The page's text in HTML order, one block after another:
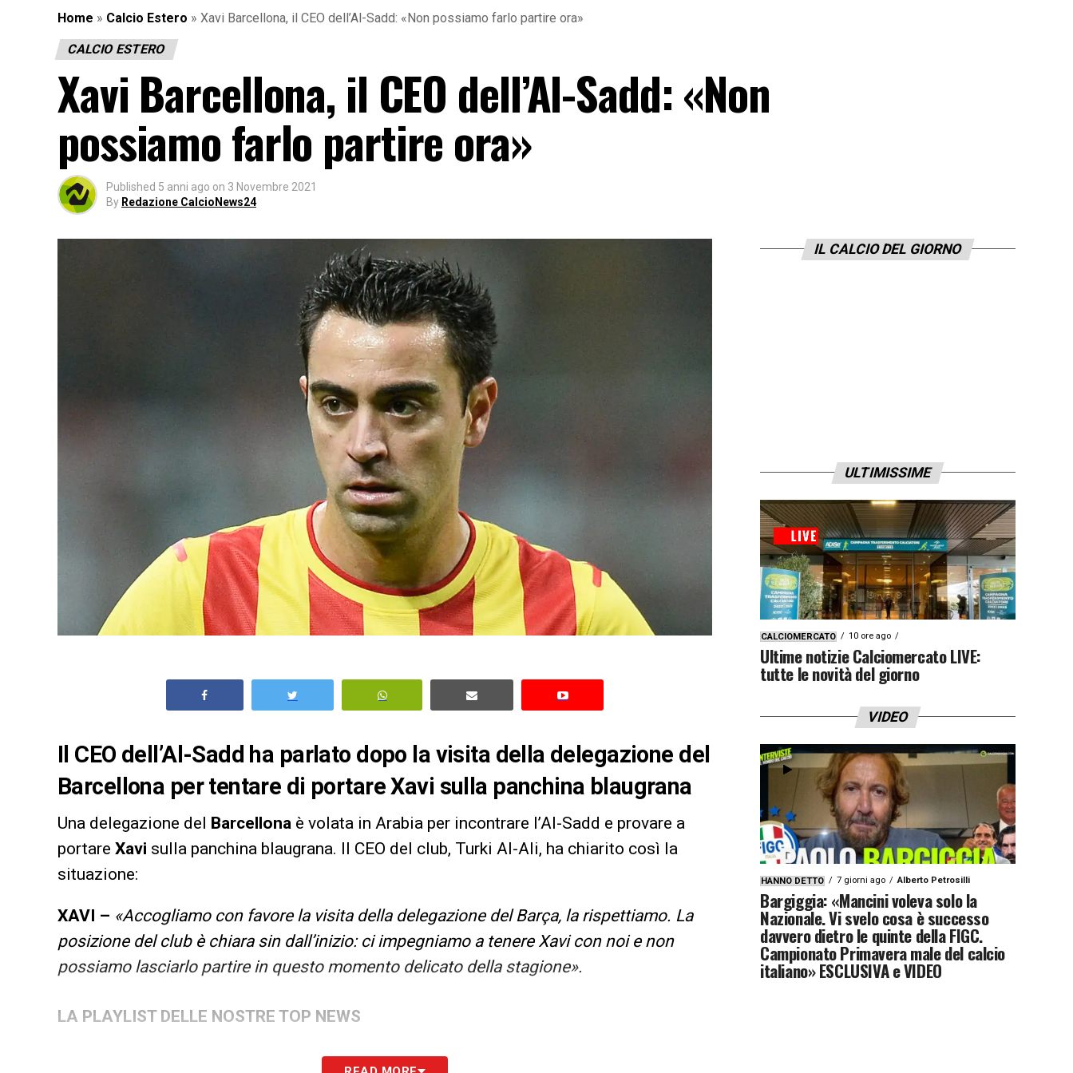
Home » Calcio Estero » Xavi Barcellona, il CEO dell’Al-Sadd: «Non possiamo farlo partire ora»
CALCIO ESTERO
Xavi Barcellona, il CEO dell’Al-Sadd: «Non
possiamo farlo partire ora»
Published 5 anni ago on 3 Novembre 2021
By Redazione CalcioNews24
Il CEO dell’Al-Sadd ha parlato dopo la visita della delegazione del
Barcellona per tentare di portare Xavi sulla panchina blaugrana
Una delegazione del Barcellona è volata in Arabia per incontrare l’Al-Sadd e provare a
portare Xavi sulla panchina blaugrana. Il CEO del club, Turki Al-Ali, ha chiarito così la
situazione:
XAVI – «Accogliamo con favore la visita della delegazione del Barça, la rispettiamo. La
posizione del club è chiara sin dall’inizio: ci impegniamo a tenere Xavi con noi e non
possiamo lasciarlo partire in questo momento delicato della stagione».
LA PLAYLIST DELLE NOSTRE TOP NEWS
IL CALCIO DEL GIORNO
ULTIMISSIME
CALCIOMERCATO 10 ore ago
Ultime notizie Calciomercato LIVE:
tutte le novità del giorno
VIDEO
HANNO DETTO 7 giorni ago Alberto Petrosilli
Bargiggia: «Mancini voleva solo la
Nazionale. Vi svelo cosa è successo
davvero dietro le quinte della FIGC.
Campionato Primavera male del calcio
italiano» ESCLUSIVA e VIDEO